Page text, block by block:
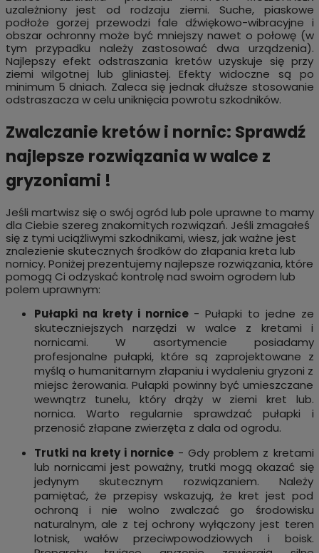
uzależniony jest od rodzaju ziemi. Suche, piaskowe
podłoże gorzej przewodzi fale dźwiękowo-wibracyjne i
obszar ochronny może być mniejszy nawet o połowę (w
tym przypadku należy zastosować dwa urządzenia).
Najlepszy efekt odstraszania kretów uzyskuje się przy
ziemi wilgotnej lub gliniastej. Efekty widoczne są po
minimum 5 dniach. Zaleca się jednak dłuższe stosowanie
odstraszacza w celu uniknięcia powrotu szkodników.
Zwalczanie kretów i nornic: Sprawdź
najlepsze rozwiązania w walce z
gryzoniami !
Jeśli martwisz się o swój ogród lub pole uprawne to mamy
dla Ciebie szereg znakomitych rozwiązań. Jeśli zmagałeś
się z tymi uciążliwymi szkodnikami, wiesz, jak ważne jest
znalezienie skutecznych środków do złapania kreta lub
nornicy. Poniżej prezentujemy najlepsze rozwiązania, które
pomogą Ci odzyskać kontrolę nad swoim ogrodem lub
polem uprawnym:
Pułapki na krety i nornice - Pułapki to jedne ze
skuteczniejszych narzędzi w walce z kretami i
nornicami. W asortymencie posiadamy
profesjonalne pułapki, które są zaprojektowane z
myślą o humanitarnym złapaniu i wydaleniu gryzoni z
miejsc żerowania. Pułapki powinny być umieszczane
wewnątrz tunelu, który drąży w ziemi kret lub.
nornica. Warto regularnie sprawdzać pułapki i
przenosić złapane zwierzęta z dala od ogrodu.
Trutki na krety i nornice- Gdy problem z kretami
lub nornicami jest poważny, trutki mogą okazać się
jedynym skutecznym rozwiązaniem. Należy
pamiętać, że przepisy wskazują, że kret jest pod
ochroną i nie wolno zwalczać go środowisku
naturalnym, ale z tej ochrony wyłączony jest teren
lotnisk, wałów przeciwpowodziowych i boisk.